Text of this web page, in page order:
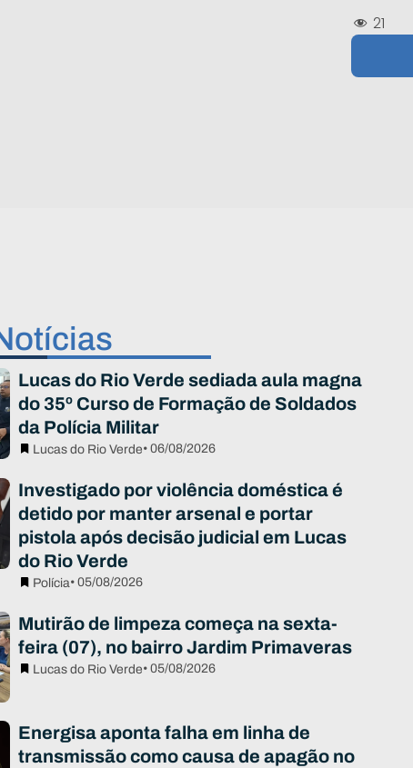
21
Lucas do Rio Verde sediada aula magna
do 35º Curso de Formação de Soldados
da Polícia Militar
Lucas do Rio Verde• 06/08/2026
Investigado por violência doméstica é
detido por manter arsenal e portar
pistola após decisão judicial em Lucas
do Rio Verde
Polícia• 05/08/2026
Mutirão de limpeza começa na sexta-
feira (07), no bairro Jardim Primaveras
Lucas do Rio Verde• 05/08/2026
Energisa aponta falha em linha de
transmissão como causa de apagão no